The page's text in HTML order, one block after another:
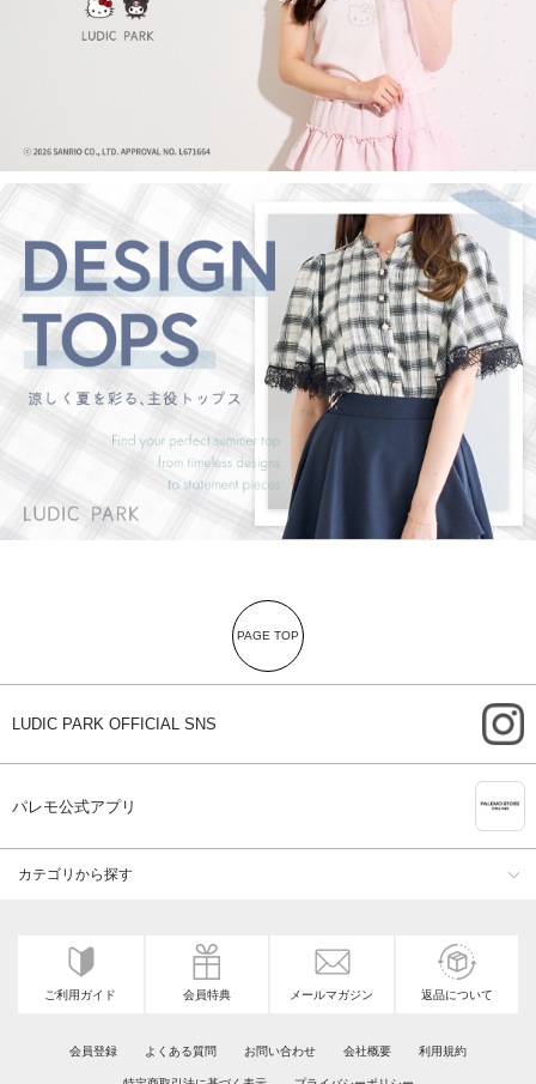
PAGE TOP
LUDIC PARK OFFICIAL SNS
パレモ公式アプリ
カテゴリから探す
ご利用ガイド 会員特典 メールマガジン 返品について
会員登録 よくある質問 お問い合わせ 会社概要 利用規約